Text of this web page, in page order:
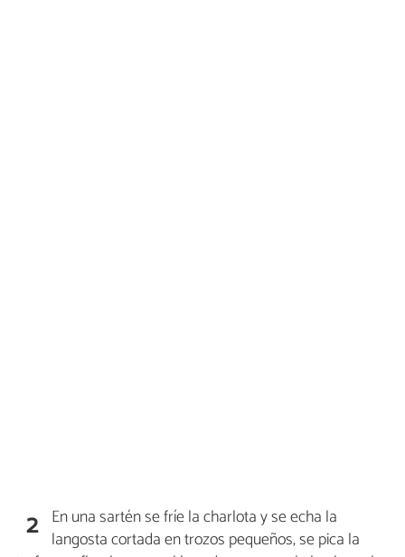
2 En una sartén se fríe la charlota y se echa la
langosta cortada en trozos pequeños, se pica la